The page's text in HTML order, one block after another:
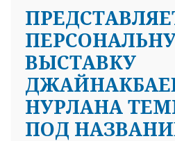
ВЫСТАВКУ
НУРЛАНА
ПОД